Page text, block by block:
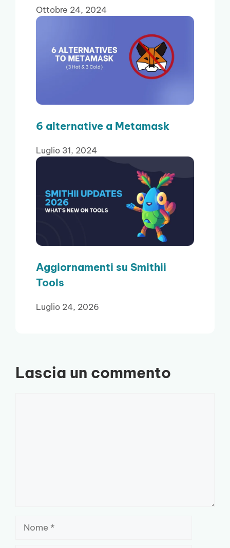
Ottobre 24, 2024
6 alternative a Metamask
Luglio 31, 2024
Aggiornamenti su Smithii
Tools
Luglio 24, 2026
Lascia un commento